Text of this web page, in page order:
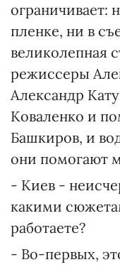
ограничивает:
пленке, ни в
великолепная
режиссеры
Александр
Коваленко и
Башкиров, и
они помогают
- Киев -
какими
работаете?
- Во-первых,